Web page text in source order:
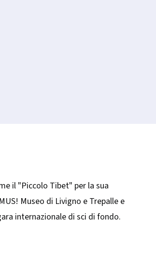
il "​Piccolo Tibet" per la sua
Museo di Livigno e Trepalle e
internazionale di sci di fondo.​